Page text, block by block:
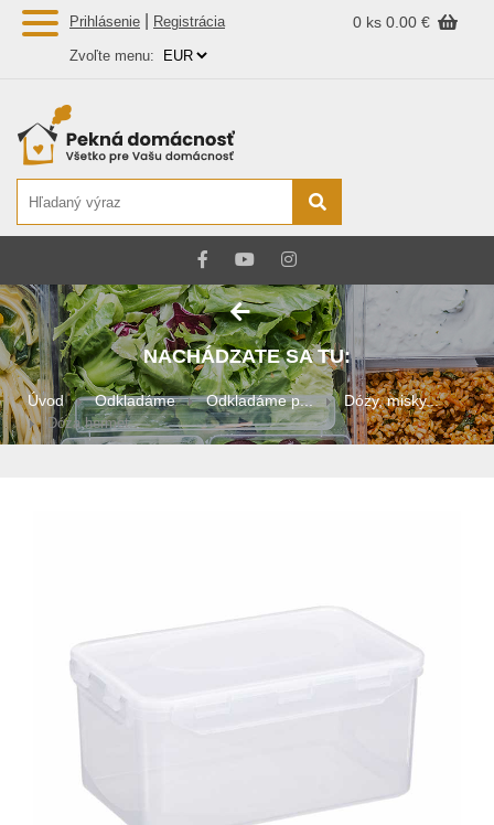
Prihlásenie Registrácia 0 ks 0.00 €
Zvoľte menu:
NACHÁDZATE SA TU:
Úvod Odkladáme Odkladáme p... Dózy, misky...
Dóza hermet...